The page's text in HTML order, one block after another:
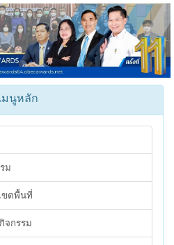
มนูหลัก
ม
ขตพื้นที่
จกรรม